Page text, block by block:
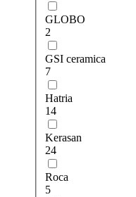
GLOBO
2
GSI ceramica
7
Hatria
14
Kerasan
24
Roca
5